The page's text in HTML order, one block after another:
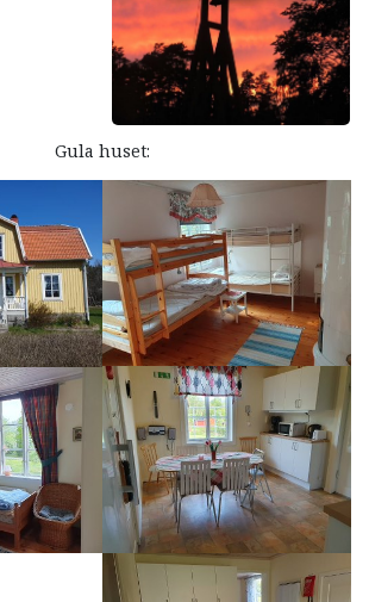
Gula huset: